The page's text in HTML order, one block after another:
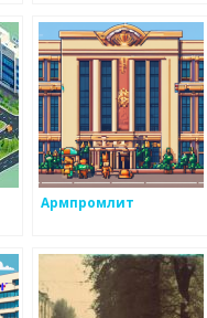
Армпромлит